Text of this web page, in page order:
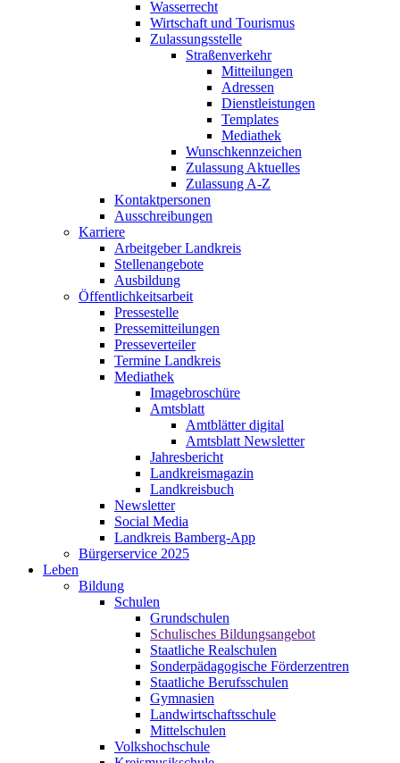
Wasserrecht
Wirtschaft und Tourismus
Zulassungsstelle
Straßenverkehr
Mitteilungen
Adressen
Dienstleistungen
Templates
Mediathek
Wunschkennzeichen
Zulassung Aktuelles
Zulassung A-Z
Kontaktpersonen
Ausschreibungen
Karriere
Arbeitgeber Landkreis
Stellenangebote
Ausbildung
Öffentlichkeitsarbeit
Pressestelle
Pressemitteilungen
Presseverteiler
Termine Landkreis
Mediathek
Imagebroschüre
Amtsblatt
Amtblätter digital
Amtsblatt Newsletter
Jahresbericht
Landkreismagazin
Landkreisbuch
Newsletter
Social Media
Landkreis Bamberg-App
Bürgerservice 2025
Leben
Bildung
Schulen
Grundschulen
Schulisches Bildungsangebot
Staatliche Realschulen
Sonderpädagogische Förderzentren
Staatliche Berufsschulen
Gymnasien
Landwirtschaftsschule
Mittelschulen
Volkshochschule